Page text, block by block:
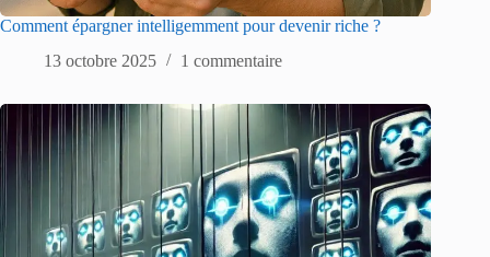
Comment épargner intelligemment pour devenir riche ?
13 octobre 2025
1 commentaire